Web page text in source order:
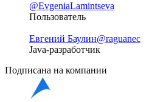
@EvgeniaLamintseva
Пользователь
Евгений Баулин@raguanec
Java-разработчик
Подписана на компании